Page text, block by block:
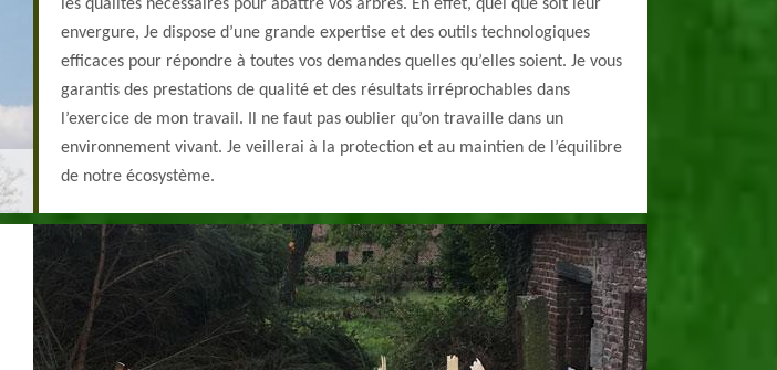
les qualités nécessaires pour abattre vos arbres. En effet, quel que soit leur
envergure, Je dispose d’une grande expertise et des outils technologiques
efficaces pour répondre à toutes vos demandes quelles qu’elles soient. Je vous
garantis des prestations de qualité et des résultats irréprochables dans
l’exercice de mon travail. Il ne faut pas oublier qu’on travaille dans un
environnement vivant. Je veillerai à la protection et au maintien de l’équilibre
de notre écosystème.